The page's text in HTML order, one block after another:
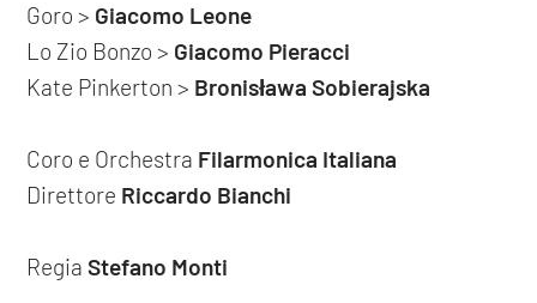
Goro > Giacomo Leone
Lo Zio Bonzo > Giacomo Pieracci
Kate Pinkerton > Bronisława Sobierajska
Coro e Orchestra Filarmonica Italiana
Direttore Riccardo Bianchi
RegiaStefano Monti